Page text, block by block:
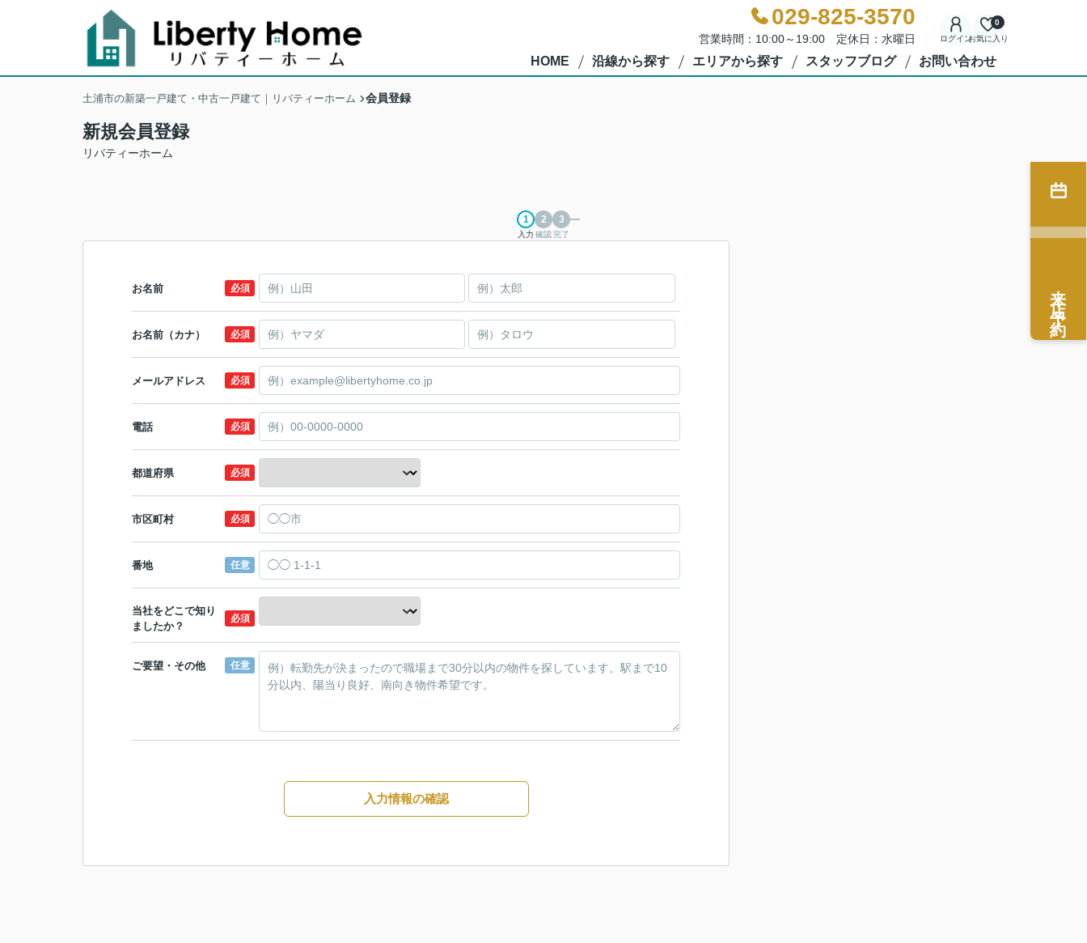
029-825-3570
営業時間：10:00～19:00 定休日：水曜日 ログインお気に入り
0
HOME 沿線から探す エリアから探す スタッフブログ お問い合わせ
土浦市の新築一戸建て・中古一戸建て｜リバティーホーム 会員登録
新規会員登録
リバティーホーム
入力 確認完了
お名前 必須
お名前（カナ） 必須
メールアドレス 必須
電話 必須
都道府県 必須
市区町村 必須
番地 任意
当社をどこで知り
ましたか？
必須
ご要望・その他 任意
入力情報の確認
来店予約